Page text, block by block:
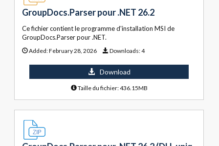
GroupDocs.Parser pour .NET 26.2
Ce fichier contient le programme d'installation MSI de
GroupDocs.Parser pour .NET.
Added:February 28, 2026 Downloads:4
Download
Taille du fichier: 436.15MB